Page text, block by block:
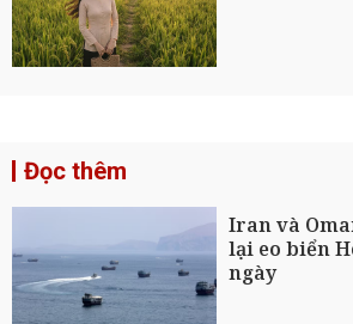
Đọc thêm
Iran và
lại eo biển
ngày